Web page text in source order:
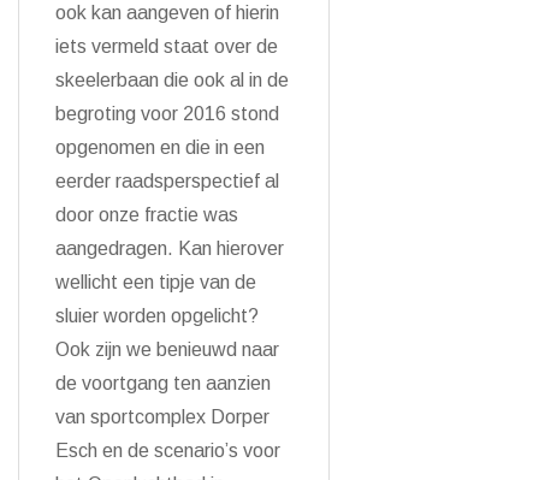
ook kan aangeven of hierin
iets vermeld staat over de
skeelerbaan die ook al in de
begroting voor 2016 stond
opgenomen en die in een
eerder raadsperspectief al
door onze fractie was
aangedragen. Kan hierover
wellicht een tipje van de
sluier worden opgelicht?
Ook zijn we benieuwd naar
de voortgang ten aanzien
van sportcomplex Dorper
Esch en de scenario’s voor